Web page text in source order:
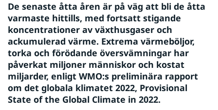
De senaste åtta åren är på väg att bli de åtta
varmaste hittills, med fortsatt stigande
koncentrationer av växthusgaser och
ackumulerad värme. Extrema värmeböljor,
torka och förödande översvämningar har
påverkat miljoner människor och kostat
miljarder, enligt WMO:s preliminära rapport
om det globala klimatet 2022, Provisional
State of the Global Climate in 2022.